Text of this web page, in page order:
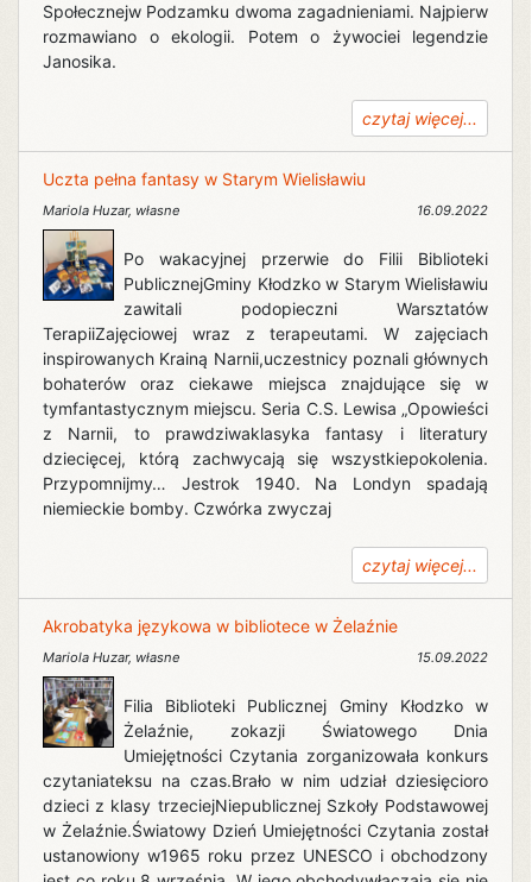
Społecznejw Podzamku dwoma zagadnieniami. Najpierw
rozmawiano o ekologii. Potem o żywociei legendzie
Janosika.
czytaj więcej...
Uczta pełna fantasy w Starym Wielisławiu
Mariola Huzar, własne 16.09.2022
Po wakacyjnej przerwie do Filii Biblioteki
PublicznejGminy Kłodzko w Starym Wielisławiu
zawitali podopieczni Warsztatów
TerapiiZajęciowej wraz z terapeutami. W zajęciach
inspirowanych Krainą Narnii,uczestnicy poznali głównych
bohaterów oraz ciekawe miejsca znajdujące się w
tymfantastycznym miejscu. Seria C.S. Lewisa „Opowieści
z Narnii, to prawdziwaklasyka fantasy i literatury
dziecięcej, którą zachwycają się wszystkiepokolenia.
Przypomnijmy… Jestrok 1940. Na Londyn spadają
niemieckie bomby. Czwórka zwyczaj
czytaj więcej...
Akrobatyka językowa w bibliotece w Żelaźnie
Mariola Huzar, własne 15.09.2022
Filia Biblioteki Publicznej Gminy Kłodzko w
Żelaźnie, zokazji Światowego Dnia
Umiejętności Czytania zorganizowała konkurs
czytaniateksu na czas.Brało w nim udział dziesięcioro
dzieci z klasy trzeciejNiepublicznej Szkoły Podstawowej
w Żelaźnie.Światowy Dzień Umiejętności Czytania został
ustanowiony w1965 roku przez UNESCO i obchodzony